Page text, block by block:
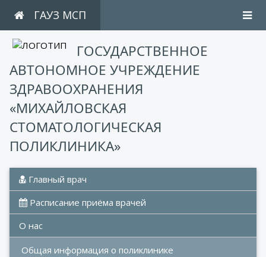
ГАУЗ МСП
ГОСУДАРСТВЕННОЕ
АВТОНОМНОЕ УЧРЕЖДЕНИЕ
ЗДРАВООХРАНЕНИЯ
«МИХАЙЛОВСКАЯ
СТОМАТОЛОГИЧЕСКАЯ
ПОЛИКЛИНИКА»
Главный врач
Расписание приёма врачей
О нас
Общая информация о поликлинике